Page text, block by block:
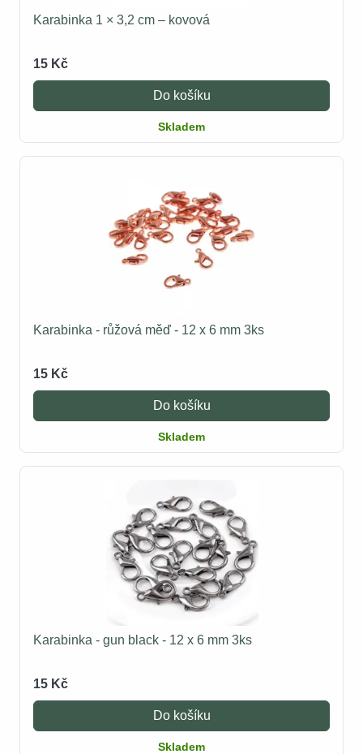
Karabinka 1 × 3,2 cm – kovová
15 Kč
Do košíku
Skladem
Karabinka - růžová měď - 12 x 6 mm 3ks
15 Kč
Do košíku
Skladem
Karabinka - gun black - 12 x 6 mm 3ks
15 Kč
Do košíku
Skladem